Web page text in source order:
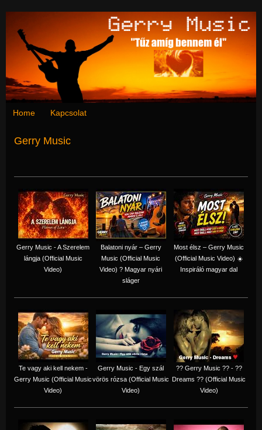
Home Kapcsolat
Gerry Music
Gerry Music - A Szerelem
lángja (Official Music
Video)
Balatoni nyár – Gerry
Music (Official Music
Video) ? Magyar nyári
sláger
Most élsz – Gerry Music
(Official Music Video) ☀️
Inspiráló magyar dal
Te vagy aki kell nekem -
Gerry Music (Official Music
Video)
Gerry Music - Egy szál
vörös rózsa (Official Music
Video)
?? Gerry Music ?? - ??
Dreams ?? (Official Music
Video)